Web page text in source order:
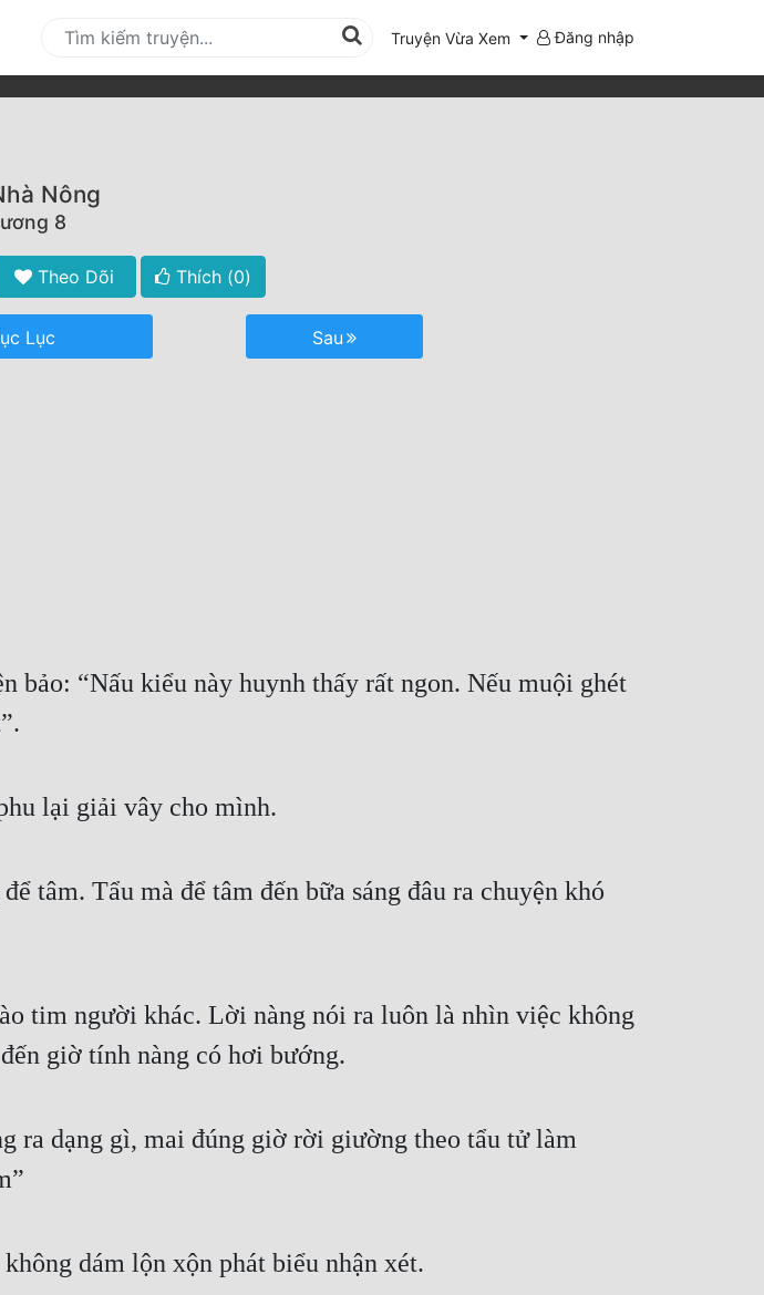
Truyện Vừa Xem Đăng nhập
Nông
8
Theo Dõi Thích (0)
Lục Sau
bảo: “Nấu kiểu này huynh thấy rất ngon. Nếu muội ghét
lại giải vây cho mình.
tâm. Tẩu mà để tâm đến bữa sáng đâu ra chuyện khó
tim người khác. Lời nàng nói ra luôn là nhìn việc không
giờ tính nàng có hơi bướng.
ra dạng gì, mai đúng giờ rời giường theo tẩu tử làm
dám lộn xộn phát biểu nhận xét.